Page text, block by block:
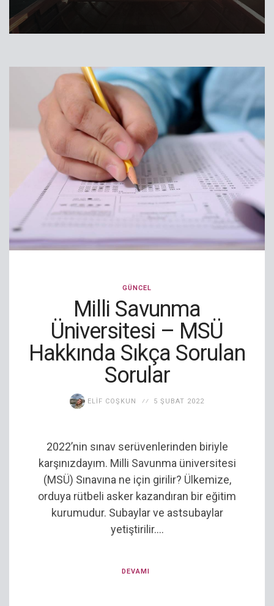
GÜNCEL
Milli Savunma
Üniversitesi – MSÜ
Hakkında Sıkça Sorulan
Sorular
ELIF COŞKUN 5 ŞUBAT 2022
2022’nin sınav serüvenlerinden biriyle
karşınızdayım. Milli Savunma üniversitesi
(MSÜ) Sınavına ne için girilir? Ülkemize,
orduya rütbeli asker kazandıran bir eğitim
kurumudur. Subaylar ve astsubaylar
yetiştirilir....
DEVAMI